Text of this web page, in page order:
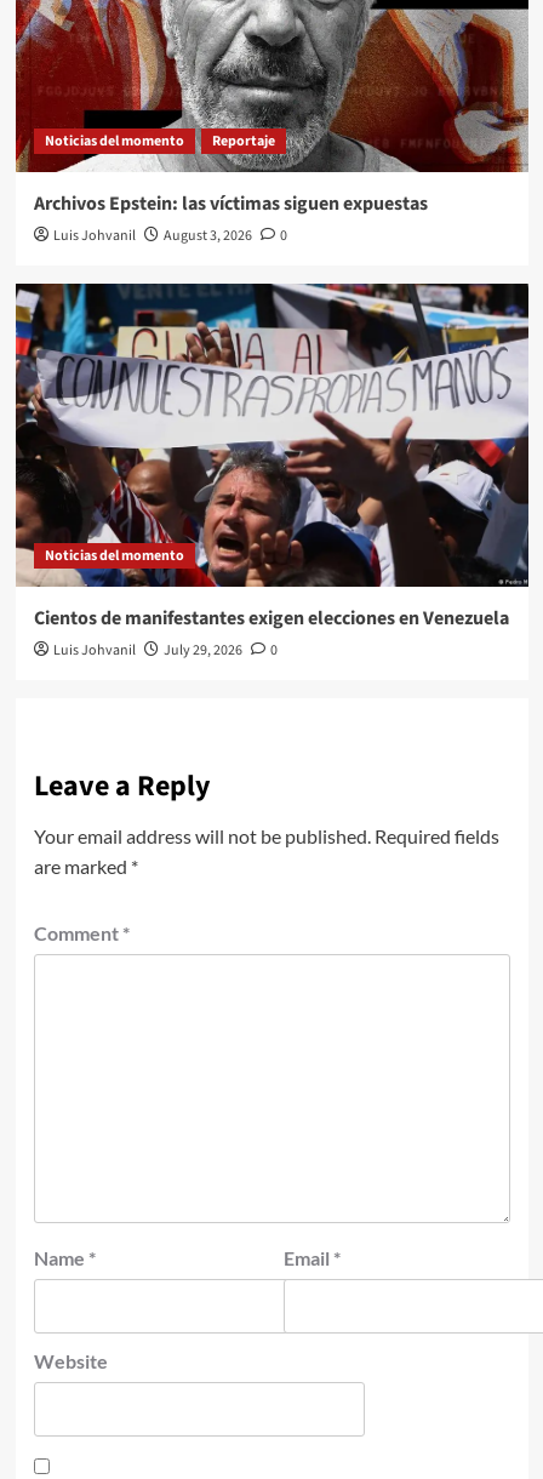
Noticias del momento Reportaje
Archivos Epstein: las víctimas siguen expuestas
Luis Johvanil August 3, 2026 0
Noticias del momento
Cientos de manifestantes exigen elecciones en Venezuela
Luis Johvanil July 29, 2026 0
Leave a Reply
Your email address will not be published. Required fields
are marked *
Comment *
Name * Email *
Website